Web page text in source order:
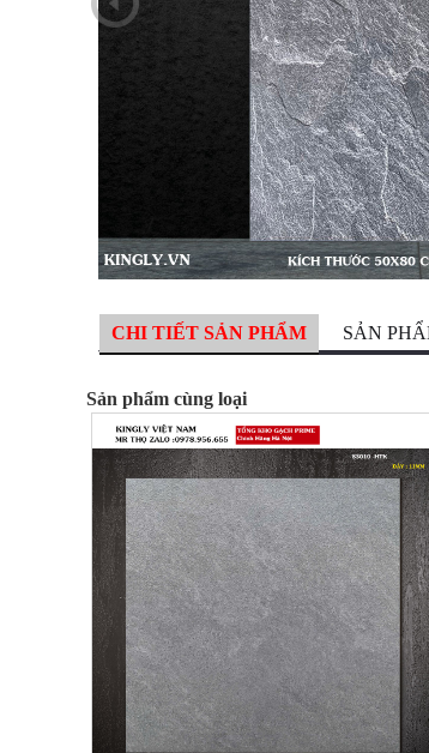
CHI TIẾT SẢN PHẨM SẢN
Sản phẩm cùng loại